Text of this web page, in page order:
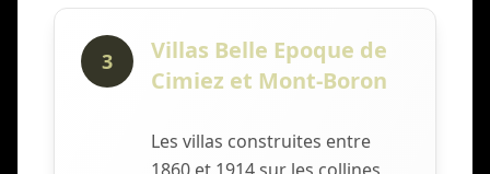
3
Villas Belle Epoque de
Cimiez et Mont-Boron
Les villas construites entre